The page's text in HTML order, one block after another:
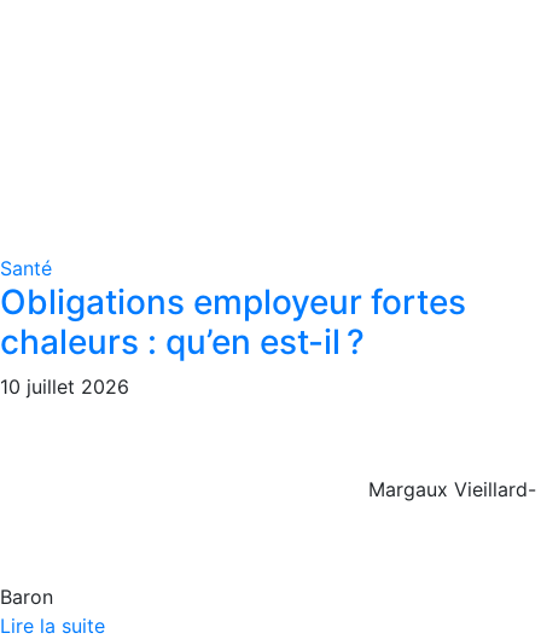
Santé
Obligations employeur fortes
chaleurs : qu’en est-il ?
10 juillet 2026
Margaux Vieillard-
Baron
Lire la suite